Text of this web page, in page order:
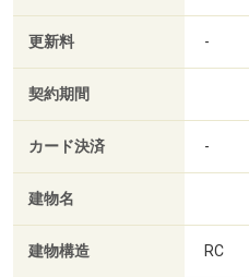
更新料 -
契約期間
カード決済 -
建物名
建物構造 RC